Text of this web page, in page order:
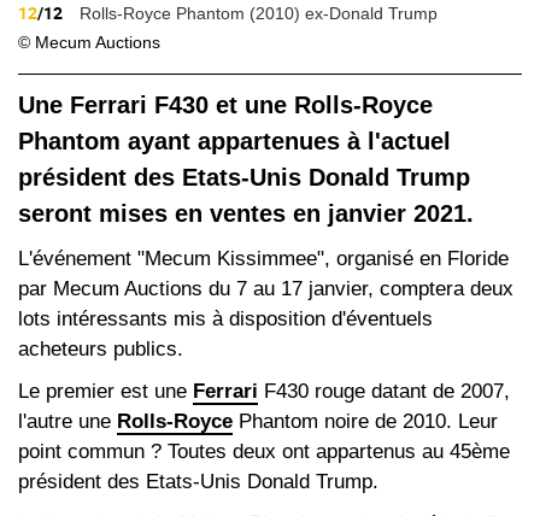
12/12
Rolls-Royce Phantom (2010) ex-Donald Trump
© Mecum Auctions
Une Ferrari F430 et une Rolls-Royce
Phantom ayant appartenues à l'actuel
président des Etats-Unis Donald Trump
seront mises en ventes en janvier 2021.
L'événement "Mecum Kissimmee", organisé en Floride
par Mecum Auctions du 7 au 17 janvier, comptera deux
lots intéressants mis à disposition d'éventuels
acheteurs publics.
Le premier est une Ferrari F430 rouge datant de 2007,
l'autre une Rolls-Royce Phantom noire de 2010. Leur
point commun ? Toutes deux ont appartenus au 45ème
président des Etats-Unis Donald Trump.